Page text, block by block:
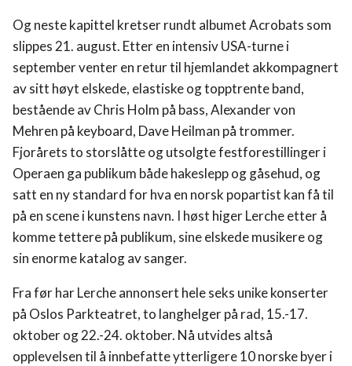
Hvelvet
Og neste kapittel kretser rundt albumet Acrobats som
slippes 21. august. Etter en intensiv USA-turne i
september venter en retur til hjemlandet akkompagnert
av sitt høyt elskede, elastiske og topptrente band,
bestående av Chris Holm på bass, Alexander von
Mehren på keyboard, Dave Heilman på trommer.
Fjorårets to storslåtte og utsolgte festforestillinger i
Operaen ga publikum både hakeslepp og gåsehud, og
satt en ny standard for hva en norsk popartist kan få til
på en scene i kunstens navn. I høst higer Lerche etter å
komme tettere på publikum, sine elskede musikere og
sin enorme katalog av sanger.
Fra før har Lerche annonsert hele seks unike konserter
på Oslos Parkteatret, to langhelger på rad, 15.-17.
oktober og 22.-24. oktober. Nå utvides altså
opplevelsen til å innbefatte ytterligere 10 norske byer i